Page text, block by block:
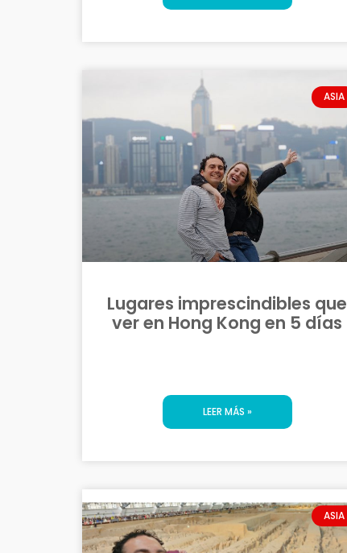
ASIA
Lugares imprescindibles que
ver en Hong Kong en 5 días
LEER MÁS »
ASIA